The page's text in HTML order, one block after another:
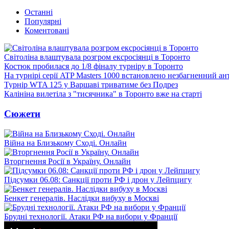
Останні
Популярні
Коментовані
Світоліна влаштувала розгром ексросіянці в Торонто
Костюк пробилася до 1/8 фіналу турніру в Торонто
На турнірі серії ATP Masters 1000 встановлено незбагненний
Турнір WTA 125 у Варшаві триватиме без Подрез
Калініна вилетіла з "тисячника" в Торонто вже на старті
Сюжети
Війна на Близькому Сході. Онлайн
Вторгнення Росії в Україну. Онлайн
Підсумки 06.08: Санкції проти РФ і дрон у Лейпцигу
Бенкет генералів. Наслідки вибуху в Москві
Брудні технології. Атаки РФ на вибори у Франції